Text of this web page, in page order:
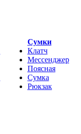
Cумки
Клатч
Мессенджер
Поясная
Сумка
Рюкзак